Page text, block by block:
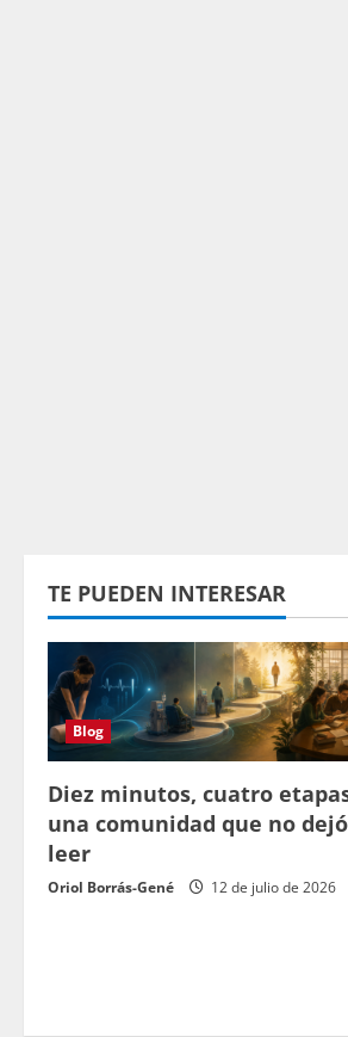
TE PUEDEN INTERESAR
Blog
Diez minutos, cuatro
una comunidad que no
leer
Oriol Borrás-Gené 12 de julio de 2026